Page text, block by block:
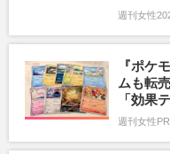
週刊女性
『ポケ
ムも転
「効果
週刊女性